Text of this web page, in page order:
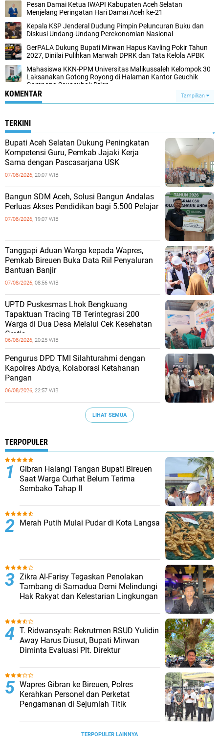
‎Pesan Damai Ketua IWAPI Kabupaten Aceh Selatan
Menjelang Peringatan Hari Damai Aceh ke-21
Kepala KSP Jenderal Dudung Pimpin Peluncuran Buku dan
Diskusi Undang-Undang Perekonomian Nasional
GerPALA Dukung Bupati Mirwan Hapus Kavling Pokir Tahun
2027, Dinilai Pulihkan Marwah DPRK dan Tata Kelola APBK
Mahasiswa KKN-PPM Universitas Malikussaleh Kelompok 30
Laksanakan Gotong Royong di Halaman Kantor Geuchik
Gampong Seuneubok Drien
KOMENTAR Tampilkan
TERKINI
Bupati Aceh Selatan Dukung Peningkatan
Kompetensi Guru, Pemkab Jajaki Kerja
Sama dengan Pascasarjana USK
07/08/2026, 20:07 WIB
‎Bangun SDM Aceh, Solusi Bangun Andalas
Perluas Akses Pendidikan bagi 5.500 Pelajar ‎
07/08/2026, 19:07 WIB
Tanggapi Aduan Warga kepada Wapres,
Pemkab Bireuen Buka Data Riil Penyaluran
Bantuan Banjir
07/08/2026, 08:56 WIB
UPTD Puskesmas Lhok Bengkuang
Tapaktuan ‎Tracing TB Terintegrasi 200
Warga di Dua Desa Melalui Cek Kesehatan
Gratis
06/08/2026, 20:25 WIB
Pengurus DPD TMI Silahturahmi dengan
Kapolres Abdya, Kolaborasi Ketahanan
Pangan
06/08/2026, 22:57 WIB
LIHAT SEMUA
TERPOPULER
Gibran Halangi Tangan Bupati Bireuen
Saat Warga Curhat Belum Terima
Sembako Tahap II
Merah Putih Mulai Pudar di Kota Langsa
Zikra Al-Farisy Tegaskan Penolakan
Tambang di Samadua Demi Melindungi
Hak Rakyat dan Kelestarian Lingkungan
T. Ridwansyah: Rekrutmen RSUD Yulidin
Away Harus Diusut, Bupati Mirwan
Diminta Evaluasi Plt. Direktur
Wapres Gibran ke Bireuen, Polres
Kerahkan Personel dan Perketat
Pengamanan di Sejumlah Titik
TERPOPULER LAINNYA